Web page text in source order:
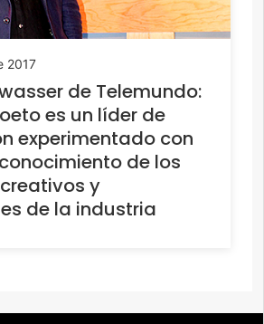
2017
de Telemundo:
es un líder de
experimentado con
de los
y
de la industria